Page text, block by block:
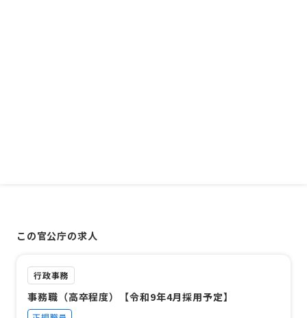
この官公庁の求人
行政事務
事務職（高卒程度）【令和9年4月採用予定】